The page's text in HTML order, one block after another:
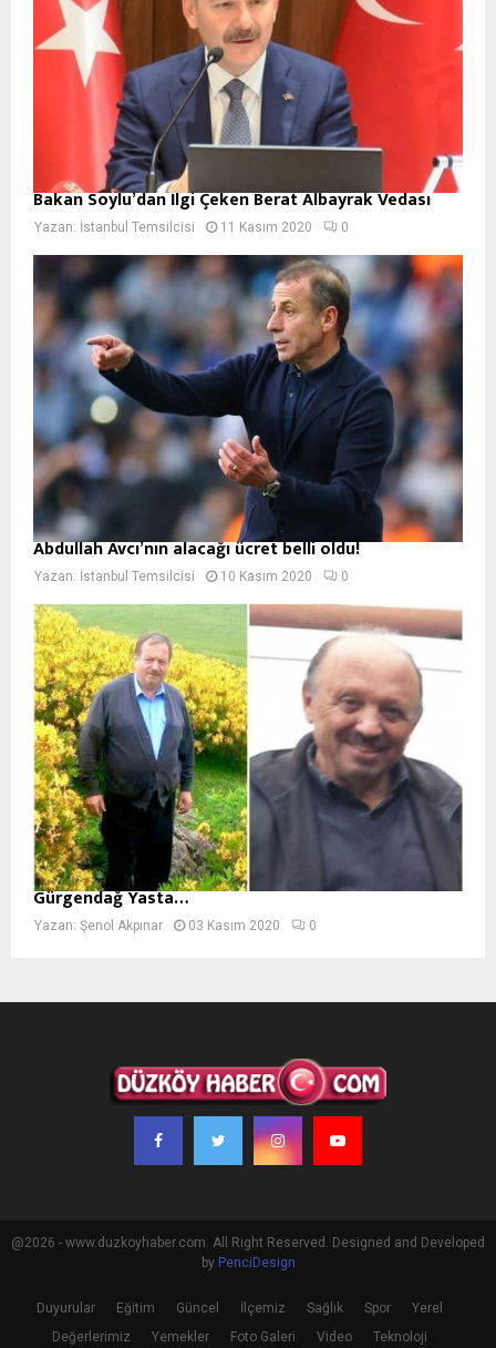
Bakan Soylu’dan İlgi Çeken Berat Albayrak Vedası
Yazan: İstanbul Temsilcisi 11 Kasım 2020 0
Abdullah Avcı’nın alacağı ücret belli oldu!
Yazan: İstanbul Temsilcisi 10 Kasım 2020 0
Gürgendağ Yasta…
Yazan: Şenol Akpınar 03 Kasım 2020 0
@2026 - www.duzkoyhaber.com. All Right Reserved. Designed and Developed
by PenciDesign
Duyurular Eğitim Güncel İlçemiz Sağlık Spor
Yerel
Değerlerimiz
Yemekler Foto Galeri Video Teknoloji